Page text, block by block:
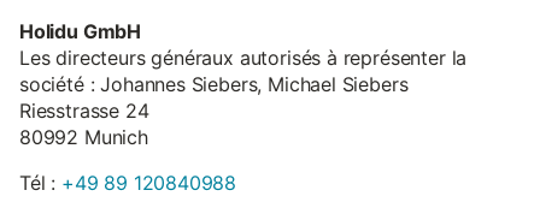
Holidu GmbH
Les directeurs généraux autorisés à représenter la
société : Johannes Siebers, Michael Siebers
Riesstrasse 24
80992 Munich
Tél : +49 89 120840988